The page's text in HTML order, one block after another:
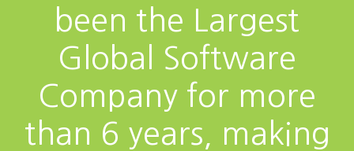
been the Largest
Global Software
Company for more
than 6 years, making